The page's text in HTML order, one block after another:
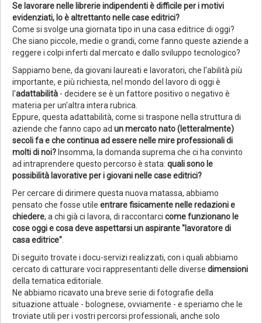
Se lavorare nelle librerie indipendenti è difficile per i motivi
evidenziati, lo è altrettanto nelle case editrici?
Come si svolge una giornata tipo in una casa editrice di oggi?
Che siano piccole, medie o grandi, come fanno queste aziende a
reggere i colpi inferti dal mercato e dallo sviluppo tecnologico?
Sappiamo bene, da giovani laureati e lavoratori, che l'abilità più
importante, e più richiesta, nel mondo del lavoro di oggi è
l'adattabilità - decidere se è un fattore positivo o negativo è
materia per un'altra intera rubrica.
Eppure, questa adattabilità, come si traspone nella struttura di
aziende che fanno capo ad un mercato nato (letteralmente)
secoli fa e che continua ad essere nelle mire professionali di
molti di noi? Insomma, la domanda suprema che ci ha convinto
ad intraprendere questo percorso è stata: quali sono le
possibilità lavorative per i giovani nelle case editrici?
Per cercare di dirimere questa nuova matassa, abbiamo
pensato che fosse utile entrare fisicamente nelle redazioni e
chiedere, a chi già ci lavora, di raccontarci come funzionano le
cose oggi e cosa deve aspettarsi un aspirante "lavoratore di
casa editrice".
Di seguito trovate i docu-servizi realizzati, con i quali abbiamo
cercato di catturare voci rappresentanti delle diverse dimensioni
della tematica editoriale.
Ne abbiamo ricavato una breve serie di fotografie della
situazione attuale - bolognese, ovviamente - e speriamo che le
troviate utili per i vostri percorsi professionali, anche solo